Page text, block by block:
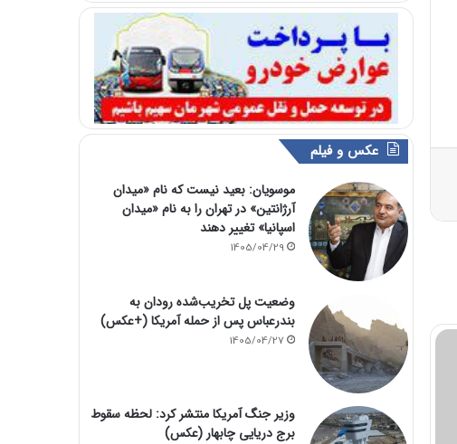
عکس و فیلم
موسویان: بعید نیست که نام «میدان
آرژانتین» در تهران را به نام «میدان
اسپانیا» تغییر دهند
1405/04/29
وضعیت پل تخریب‌شده رودان به
بندرعباس پس از حمله آمریکا (+عکس)
1405/04/27
وزیر جنگ آمریکا منتشر کرد: لحظه سقوط
برج دریایی چابهار (عکس)